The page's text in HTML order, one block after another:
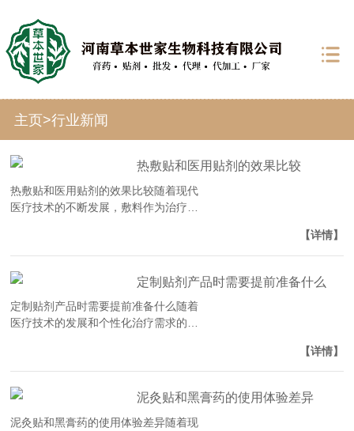
主页>行业新闻
热敷贴和医用贴剂的效果比较
热敷贴和医用贴剂的效果比较随着现代
医疗技术的不断发展，敷料作为治疗和
种常见的敷料形式，它们在…
【详情】
定制贴剂产品时需要提前准备什么
定制贴剂产品时需要提前准备什么随着
医疗技术的发展和个性化治疗需求的增
疗方案能够针对个体的具体…
【详情】
泥灸贴和黑膏药的使用体验差异
泥灸贴和黑膏药的使用体验差异随着现